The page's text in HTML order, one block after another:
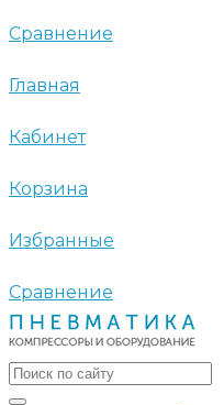
Сравнение
Главная
Кабинет
Корзина
Избранные
Сравнение